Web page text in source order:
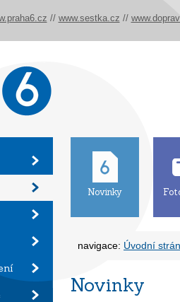
Novinky
navigace: Úvodní
Novinky
// www.sestka.cz //